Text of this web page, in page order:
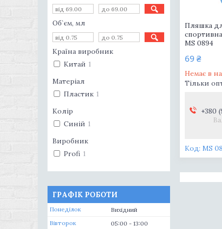
Пляшка
MS 0894
69 ₴
Немає в
Тільки
+380
MS
Об`єм, мл
Країна виробник
Китай 1
Матеріал
Пластик 1
Колір
Синій 1
Виробник
Profi 1
ГРАФІК РОБОТИ
Понеділок
Вихідний
Вівторок
05:00
13:00